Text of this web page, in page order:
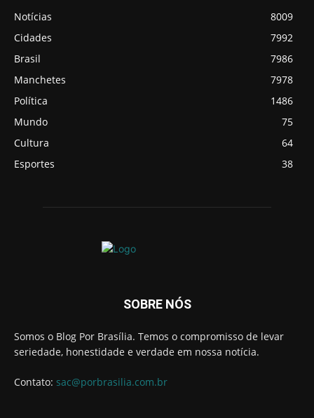
Notícias
8009
Cidades
7992
Brasil
7986
Manchetes
7978
Política
1486
Mundo
75
Cultura
64
Esportes
38
SOBRE NÓS
Somos o Blog Por Brasília. Temos o compromisso de levar
seriedade, honestidade e verdade em nossa notícia.
Contato: sac@porbrasilia.com.br